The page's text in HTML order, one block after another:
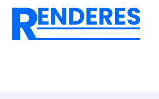
Skip
content